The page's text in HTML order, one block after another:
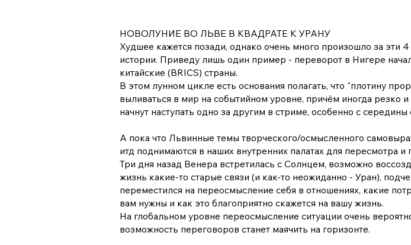
НОВОЛУНИЕ ВО ЛЬВЕ В КВАДРАТЕ К УРАНУ
Худшее кажется позади, однако очень много произошло за эти
истории. Приведу лишь один пример - переворот в Нигере
китайские (BRICS) страны.
В этом лунном цикле есть основания полагать, что "плотину
выливаться в мир на событийном уровне, причём иногда резко
начнут наступать одно за другим в стриме, особенно с
А пока что Львинные темы творческого/осмысленного
итд поднимаются в наших внутренних палатах для пересмотра
Три дня назад Венера встретилась с Солнцем, возможно
жизнь какие-то старые связи (и как-то неожиданно - Уран),
переместился на переосмысление себя в отношениях, какие
вам нужны и как это благоприятно скажется на вашу жизнь.
На глобальном уровне переосмысление ситуации очень
возможность переговоров станет маячить на горизонте.